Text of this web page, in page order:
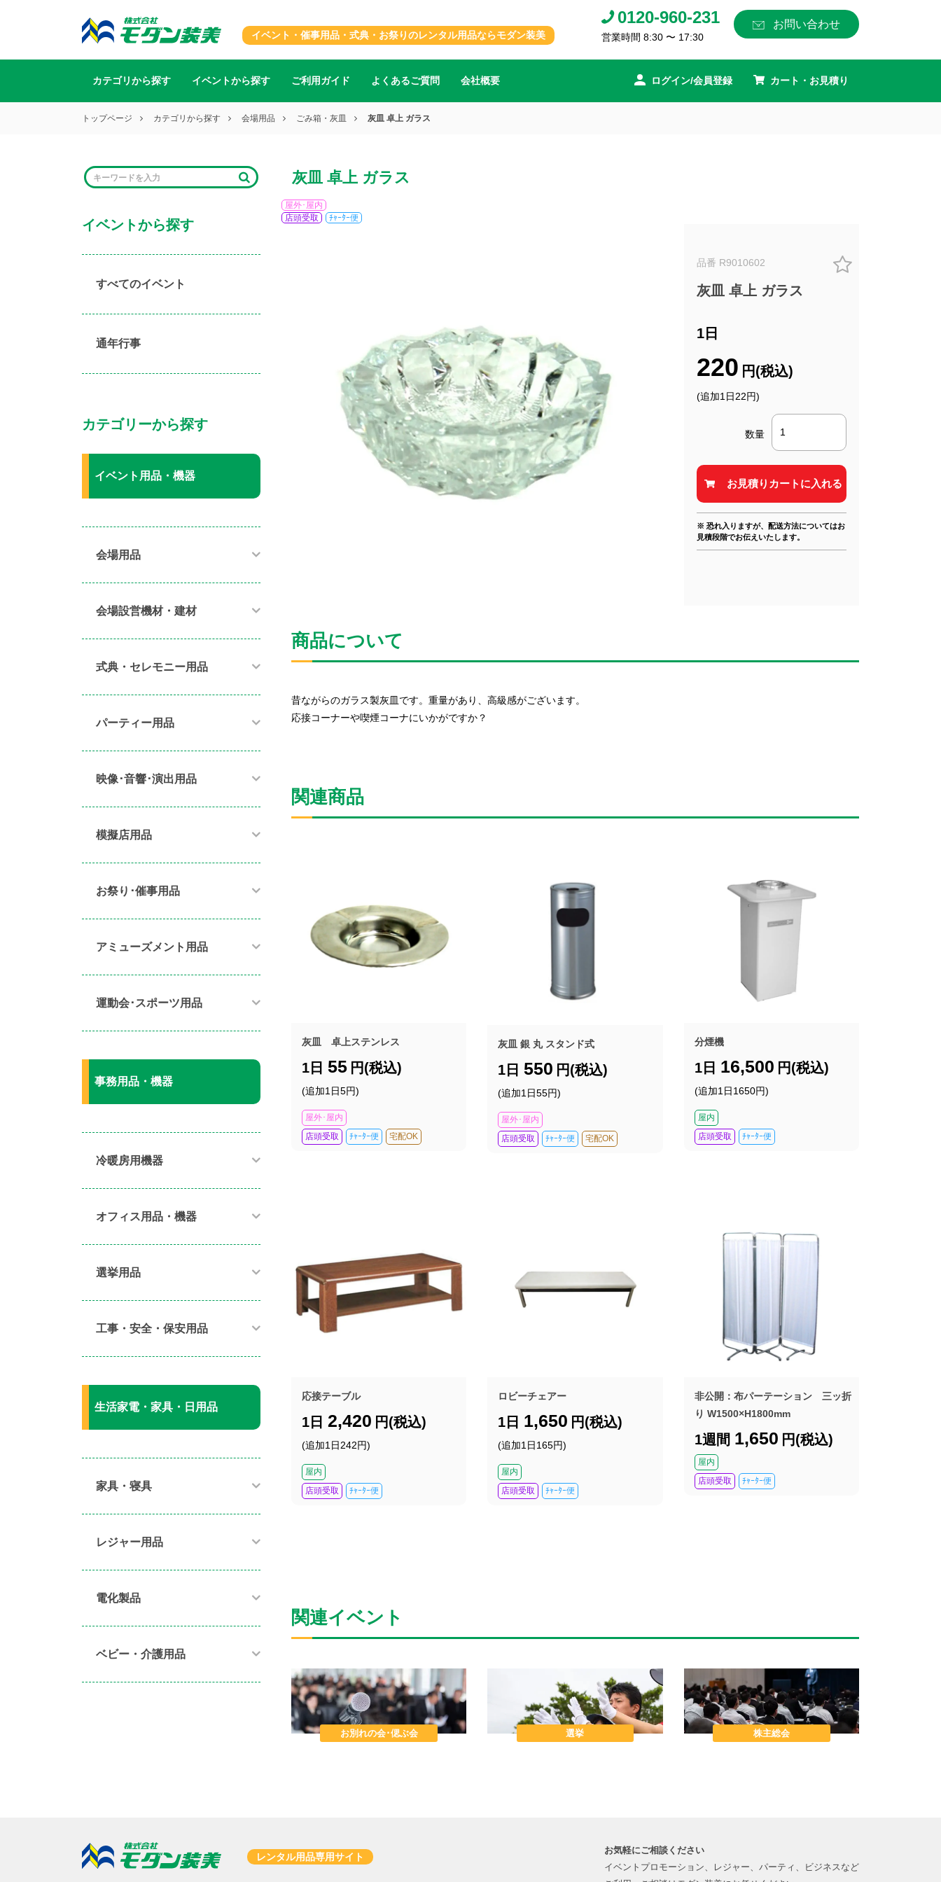
イベント・催事用品・式典・お祭りのレンタル用品ならモダン装美
0120-960-231
営業時間 8:30 〜 17:30
お問い合わせ
カテゴリから探す イベントから探す ご利用ガイド よくあるご質問 会社概要 ログイン/会員登録 カート・お見積り
トップページ カテゴリから探す 会場用品 ごみ箱・灰皿 灰皿 卓上 ガラス
イベントから探す
すべてのイベント
通年行事
カテゴリーから探す
イベント用品・機器
会場用品
会場設営機材・建材
式典・セレモニー用品
パーティー用品​
映像･音響･演出用品​
模擬店用品​
お祭り･催事用品​
アミューズメント用品​
運動会･スポーツ用品​
事務用品・機器
冷暖房用機器​
オフィス用品・機器​
選挙用品
工事・安全・保安用品
生活家電・家具・日用品
家具・寝具​
レジャー用品
電化製品​
ベビー・介護用品​
灰皿 卓上 ガラス
屋外･屋内
店頭受取
ﾁｬｰﾀｰ便
品番 R9010602
灰皿 卓上 ガラス
1日
220 円(税込)
(追加1日22円)
数量
※ 恐れ入りますが、配送方法についてはお
見積段階でお伝えいたします。
商品について
昔ながらのガラス製灰皿です。重量があり、高級感がございます。
応接コーナーや喫煙コーナにいかがですか？
関連商品
灰皿 卓上ステンレス
1日 55 円(税込)
(追加1日5円)
屋外･屋内
店頭受取
ﾁｬｰﾀｰ便 宅配OK
灰皿 銀 丸 スタンド式
1日550 円(税込)
(追加1日55円)
屋外･屋内
店頭受取
ﾁｬｰﾀｰ便 宅配OK
分煙機
1日 16,500 円(税込)
(追加1日1650円)
屋内
店頭受取
ﾁｬｰﾀｰ便
応接テーブル
1日 2,420 円(税込)
(追加1日242円)
屋内
店頭受取
ﾁｬｰﾀｰ便
ロビーチェアー
1日 1,650 円(税込)
(追加1日165円)
屋内
店頭受取
ﾁｬｰﾀｰ便
非公開：布パーテーション 三ッ折
り W1500×H1800mm
1週間 1,650 円(税込)
屋内
店頭受取
ﾁｬｰﾀｰ便
関連イベント
お別れの会･偲ぶ会 選挙 株主総会
レンタル用品専用サイト
お気軽にご相談ください
イベントプロモーション、レジャー、パーティ、ビジネスなど